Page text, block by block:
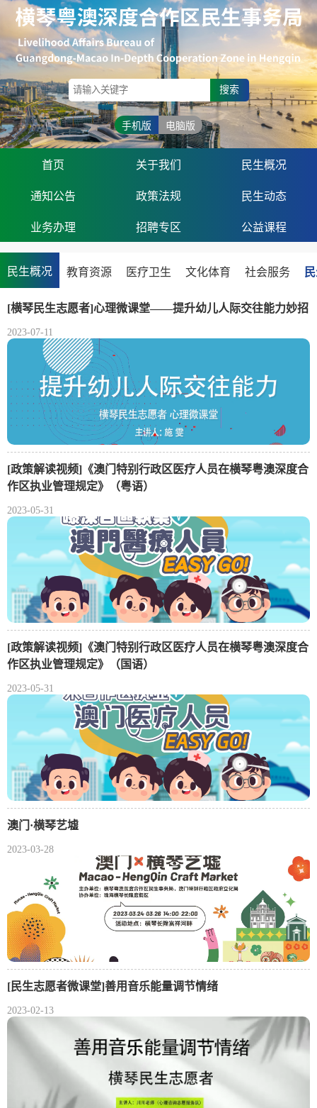
搜索
手机版 电脑版
首页 关于我们 民生概况
通知公告 政策法规 民生动态
业务办理 招聘专区 公益课程
民生概况 教育资源 医疗卫生 文化体育 社会服务
[横琴民生志愿者]心理微课堂——提升幼儿人际交往能力妙招
2023-07-11
[政策解读视频]《澳门特别行政区医疗人员在横琴粤澳深度合
作区执业管理规定》（粤语）
2023-05-31
[政策解读视频]《澳门特别行政区医疗人员在横琴粤澳深度合
作区执业管理规定》（国语）
2023-05-31
澳门·横琴艺墟
2023-03-28
[民生志愿者微课堂]善用音乐能量调节情绪
2023-02-13